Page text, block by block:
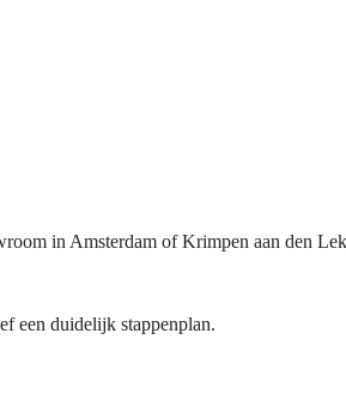
in Amsterdam of Krimpen aan den
een duidelijk stappenplan.